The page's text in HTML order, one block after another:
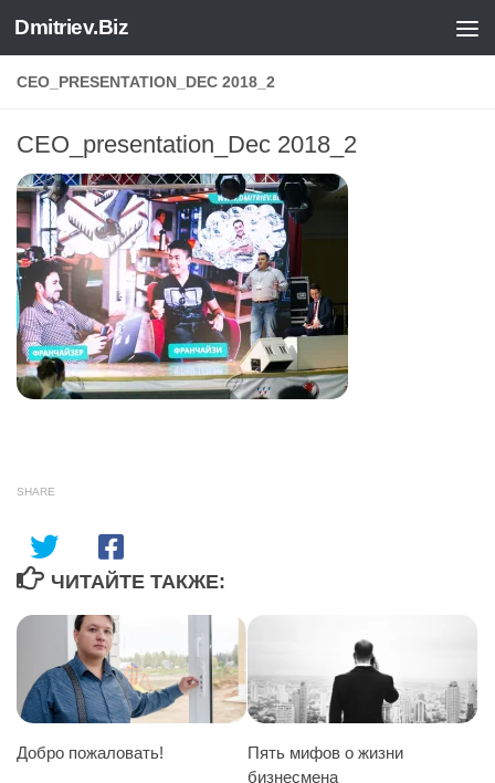
Skip to content
Dmitriev.Biz
CEO_PRESENTATION_DEC 2018_2
CEO_presentation_Dec 2018_2
SHARE
ЧИТАЙТЕ ТАКЖЕ:
Добро пожаловать!
Пять мифов о жизни
бизнесмена